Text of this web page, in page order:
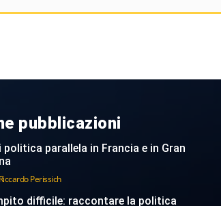
pubblicazioni
politica parallela in Francia e in Gran
Riccardo Perissich
difficile: raccontare la politica